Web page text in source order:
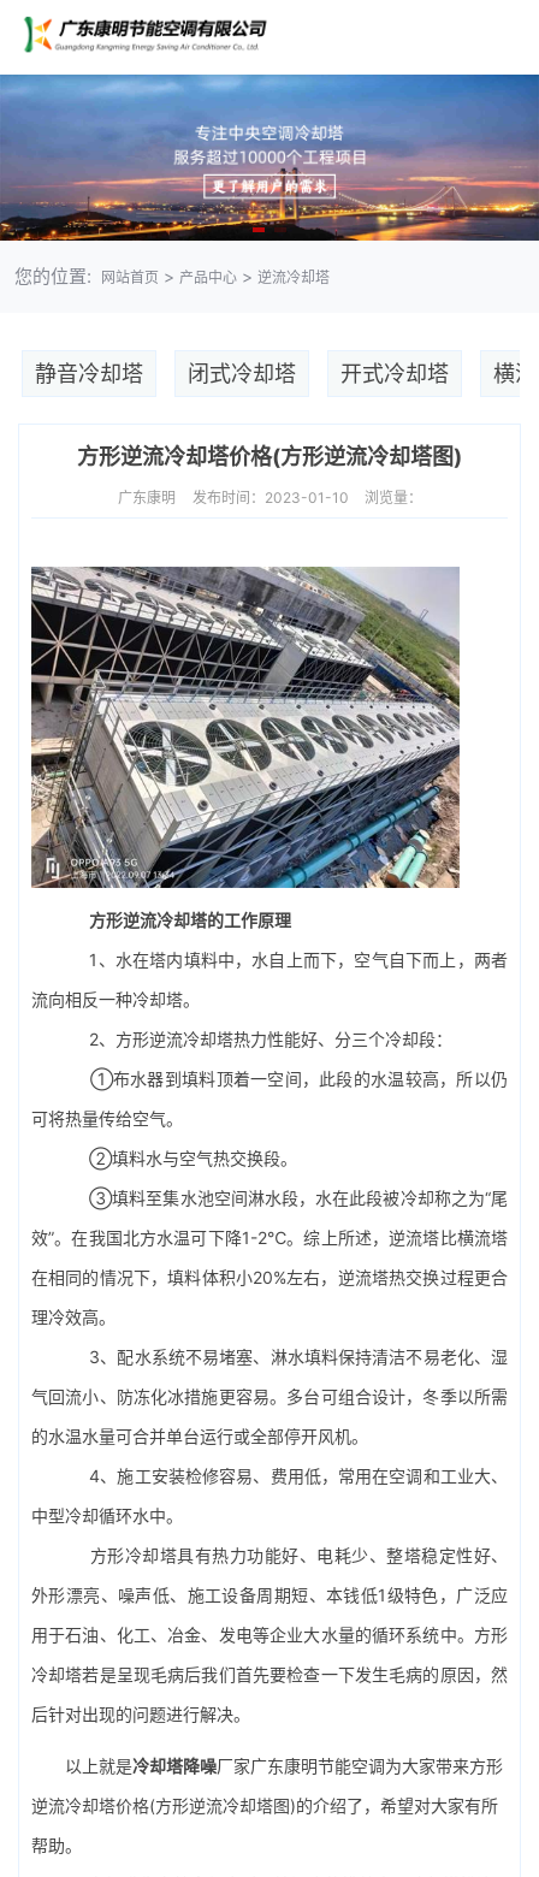
您的位置: 网站首页 > 产品中心> 逆流冷却塔
静音冷却塔 闭式冷却塔 开式冷却塔 横
方形逆流冷却塔价格(方形逆流冷却塔图)
广东康明 发布时间：2023-01-10 浏览量：
方形逆流冷却塔的工作原理
1、水在塔内填料中，水自上而下，空气自下而上，两者
流向相反一种冷却塔。
2、方形逆流冷却塔热力性能好、分三个冷却段：
①布水器到填料顶着一空间，此段的水温较高，所以仍
可将热量传给空气。
②填料水与空气热交换段。
③填料至集水池空间淋水段，水在此段被冷却称之为“尾
效”。在我国北方水温可下降1-2℃。综上所述，逆流塔比横流塔
在相同的情况下，填料体积小20%左右，逆流塔热交换过程更合
理冷效高。
3、配水系统不易堵塞、 淋水填料保持清洁不易老化、湿
气回流小、防冻化冰措施更容易。多台可组合设计，冬季以所需
的水温水量可合并单台运行或全部停开风机。
4、施工安装检修容易、费用低，常用在空调和工业大、
中型冷却循环水中。
方形冷却塔具有热力功能好、电耗少、整塔稳定性好、
外形漂亮、噪声低、施工设备周期短、本钱低1级特色，广泛应
用于石油、化工、冶金、发电等企业大水量的循环系统中。方形
冷却塔若是呈现毛病后我们首先要检查一下发生毛病的原因，然
后针对出现的问题进行解决。
以上就是冷却塔降噪厂家广东康明节能空调为大家带来方形
逆流冷却塔价格(方形逆流冷却塔图)的介绍了，希望对大家有所
帮助。